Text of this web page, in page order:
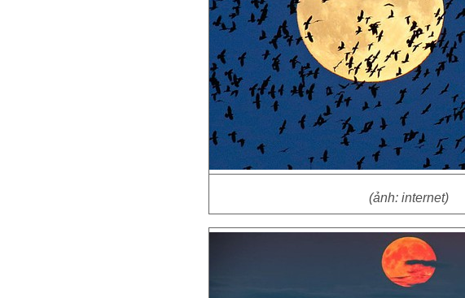
(ảnh: internet)